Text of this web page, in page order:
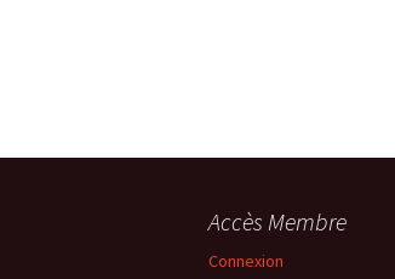
Accès Membre
Connexion